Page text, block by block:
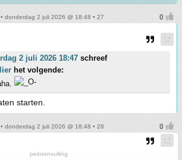
• donderdag 2 juli 2026 @ 18:48 • 27
2 juli 2026 18:47 schreef
het volgende:
starten.
• donderdag 2 juli 2026 @ 18:48 • 28
pelotonvulling